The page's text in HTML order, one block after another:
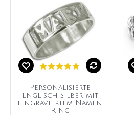
Personalisierte
Englisch Silber mit
eingraviertem Namen
Ring